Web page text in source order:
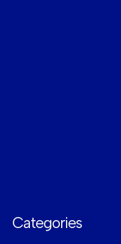
Categories